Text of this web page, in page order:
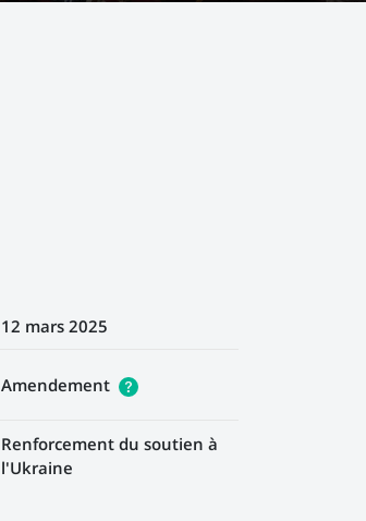
12 mars 2025
Amendement
Renforcement du soutien à
l'Ukraine